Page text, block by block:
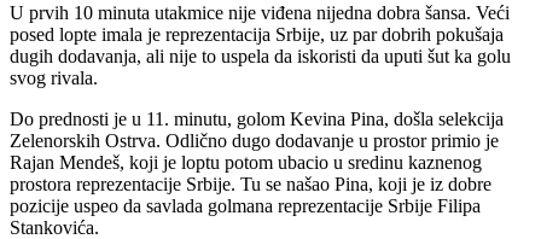
U prvih 10 minuta utakmice nije viđena nijedna dobra šansa. Veći
posed lopte imala je reprezentacija Srbije, uz par dobrih pokušaja
dugih dodavanja, ali nije to uspela da iskoristi da uputi šut ka golu
svog rivala.
Do prednosti je u 11. minutu, golom Kevina Pina, došla selekcija
Zelenorskih Ostrva. Odlično dugo dodavanje u prostor primio je
Rajan Mendeš, koji je loptu potom ubacio u sredinu kaznenog
prostora reprezentacije Srbije. Tu se našao Pina, koji je iz dobre
pozicije uspeo da savlada golmana reprezentacije Srbije Filipa
Stankovića.